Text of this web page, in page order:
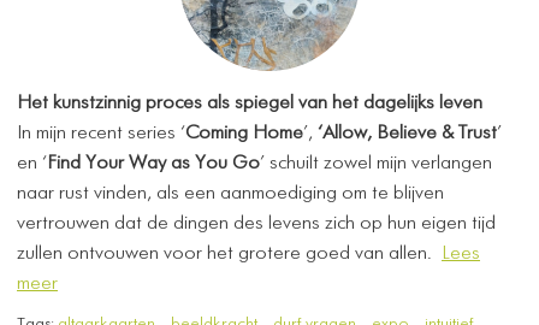
Het kunstzinnig proces als spiegel van het dagelijks leven
In mijn recent series ‘Coming Home’, ‘Allow, Believe & Trust’
en ‘ Find Your Way as You Go’ schuilt zowel mijn verlangen
naar rust vinden, als een aanmoediging om te blijven
vertrouwen dat de dingen des levens zich op hun eigen tijd
zullen ontvouwen voor het grotere goed van allen.
Lees
meer